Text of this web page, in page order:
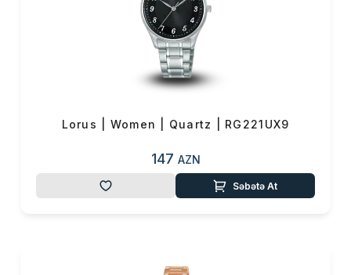
Lorus | Women | Quartz | RG221UX9
147 AZN
Səbətə At